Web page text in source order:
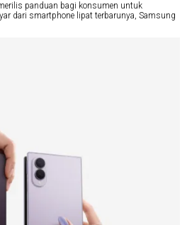
panduan bagi konsumen untuk
dari smartphone lipat terbarunya, Samsung